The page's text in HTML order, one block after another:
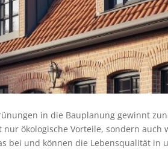
in die Bauplanung gewinnt
ökologische Vorteile, sondern
bei und können die Lebensqualität in